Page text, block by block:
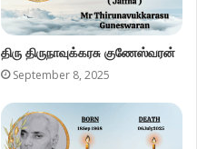
திரு திருநாவுக்கரசு குணேஸ்வரன்
September 8, 2025